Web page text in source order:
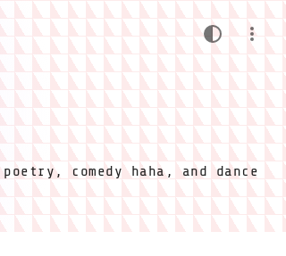
comedy haha, and dance